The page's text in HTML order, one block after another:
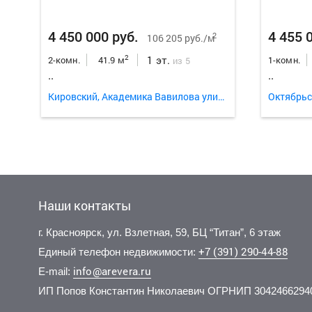
4 450 000 руб. 106 205 руб./м2
2-комн. 41.9 м2 1 эт. из 5
..
Кировский, Академика Вавилова улица 51
4 455
1-комн.
..
4 200 000 руб. 153 285 руб./м2 4 600
4 500 000 руб. 138 462 руб./м2 3 870
Наши контакты
г. Красноярск, ул. Взлетная, 59, БЦ “Титан”, 6 этаж
Единый телефон недвижимости: +7 (391) 290-44-88
E-mail: info@arevera.ru
ИП Попов Константин Николаевич ОГРНИП